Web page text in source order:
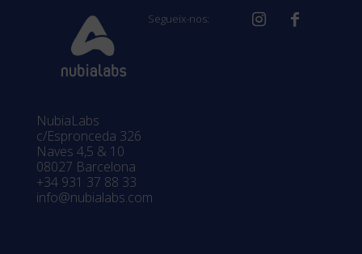
Segueix-nos:
NubiaLabs
c/Espronceda 326
Naves 4,5 & 10
08027 Barcelona
+34 931 37 88 33
info@nubialabs.com